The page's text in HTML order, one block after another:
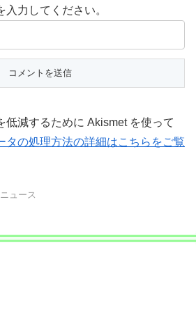
入力してください。
低減するために Akismet を使って
タの処理方法の詳細はこちらをご覧
ュース